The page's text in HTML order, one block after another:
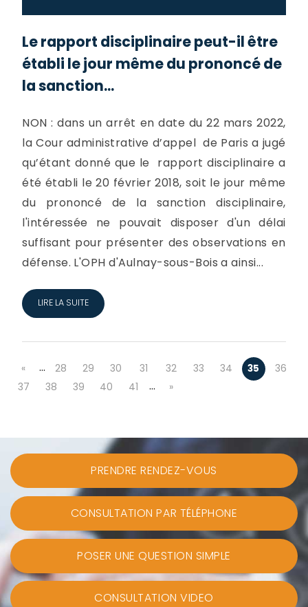
Le rapport disciplinaire peut-il être
établi le jour même du prononcé de
la sanction...
NON : dans un arrêt en date du 22 mars 2022,
la Cour administrative d’appel de Paris a jugé
qu’étant donné que le rapport disciplinaire a
été établi le 20 février 2018, soit le jour même
du prononcé de la sanction disciplinaire,
l'intéressée ne pouvait disposer d'un délai
suffisant pour présenter des observations en
défense. L'OPH d'Aulnay-sous-Bois a ainsi...
LIRE LA SUITE
« … 28 29 30 31 32 33 34 35
36
37
38 39 40 41 … »
PRENDRE RENDEZ-VOUS
CONSULTATION PAR TÉLÉPHONE
POSER UNE QUESTION SIMPLE
CONSULTATION VIDEO